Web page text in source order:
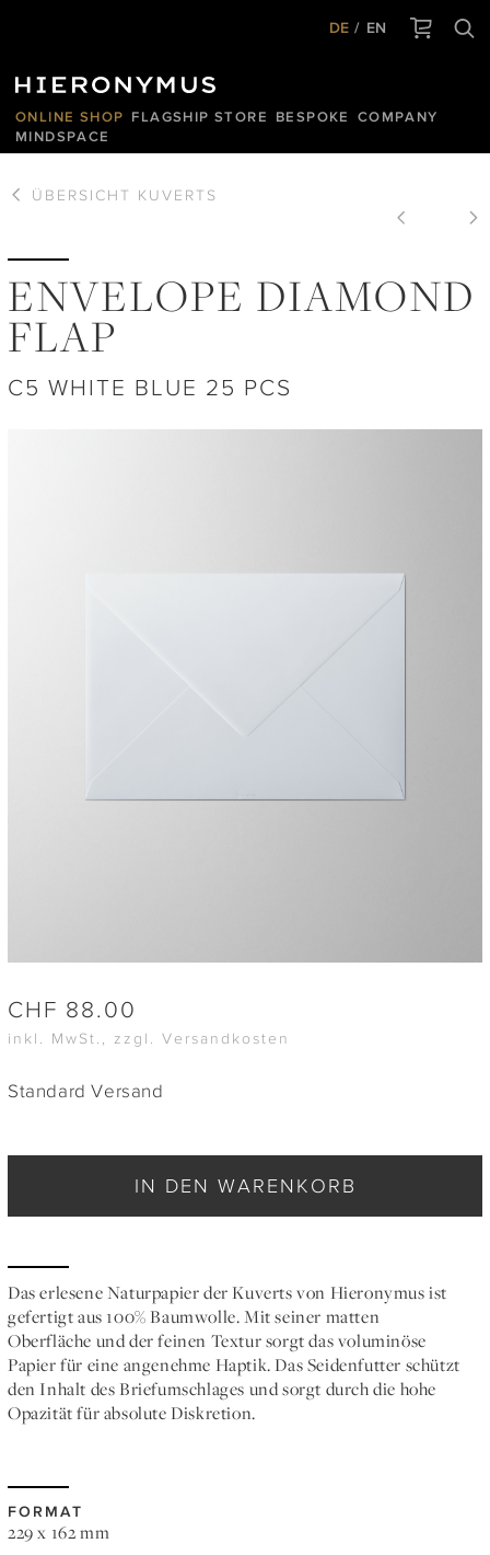
DE EN
ONLINE SHOP FLAGSHIP STORE BESPOKE
COMPANY
MINDSPACE
ÜBERSICHT KUVERTS
ENVELOPE DIAMOND
FLAP
C5 WHITE BLUE 25 PCS
CHF 88.00
inkl. MwSt., zzgl. Versandkosten
Standard Versand
IN DEN WARENKORB
Das erlesene Naturpapier der Kuverts von Hieronymus ist
gefertigt aus 100% Baumwolle. Mit seiner matten
Oberfläche und der feinen Textur sorgt das voluminöse
Papier für eine angenehme Haptik. Das Seidenfutter schützt
den Inhalt des Briefumschlages und sorgt durch die hohe
Opazität für absolute Diskretion.
FORMAT
229 x 162 mm